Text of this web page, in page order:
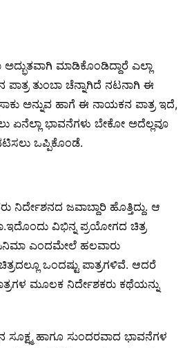
ಮಾಡಿಕೊಂಡಿದ್ದಾರೆ ಎಲ್ಲಾ
ತುಂಬಾ ಚೆನ್ನಾಗಿದೆ ನಟನಾಗಿ ಈ
ಅನ್ನುವ ಹಾಗೆ ಈ ನಾಯಕನ ಪಾತ್ರ ಇದೆ,
ಏನೆಲ್ಲಾ ಭಾವನೆಗಳು ಬೇಕೋ ಅದೆಲ್ಲವೂ
ಒಪ್ಪಿಕೊಂಡೆ.
ನಿರ್ದೇಶನದ ಜವಾಬ್ದಾರಿ ಹೊತ್ತಿದ್ದು. ಆ
ವಿಭಿನ್ನ ಪ್ರಯೋಗದ ಚಿತ್ರ
ಎಂದಮೇಲೆ ಹಲವಾರು
ಒಂದಷ್ಟು ಪಾತ್ರಗಳಿವೆ. ಆದರೆ
ಮೂಲಕ ನಿರ್ದೇಶಕರು ಕಥೆಯನ್ನು
ಸೂಕ್ಷ್ಮ ಹಾಗೂ ಸುಂದರವಾದ ಭಾವನೆಗಳ